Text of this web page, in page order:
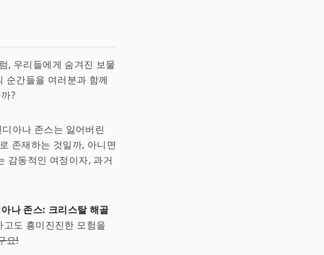
, 우리들에게 숨겨진 보물
순간들을 여러분과 함께
?
아나 존스는 잃어버린
존재하는 것일까, 아니면
감동적인 여정이자, 과거
나 존스: 크리스탈 해골
도 흥미진진한 모험을
요!